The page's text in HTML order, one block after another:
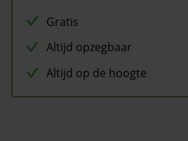
Gratis
Altijd opzegbaar
Altijd op de hoogte